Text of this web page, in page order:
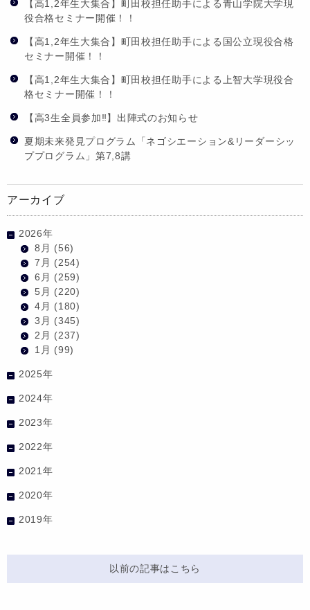
【高1,2年生大集合】町田校担任助手による青山学院大学現
役合格セミナー開催！！
【高1,2年生大集合】町田校担任助手による国公立現役合格
セミナー開催！！
【高1,2年生大集合】町田校担任助手による上智大学現役合
格セミナー開催！！
【高3生全員参加‼】出陣式のお知らせ
夏期未来発見プログラム「ネゴシエーション&リーダーシッ
ププログラム」第7,8講
アーカイブ
2026年
8月 (56)
7月 (254)
6月 (259)
5月 (220)
4月 (180)
3月 (345)
2月 (237)
1月 (99)
2025年
2024年
2023年
2022年
2021年
2020年
2019年
以前の記事はこちら